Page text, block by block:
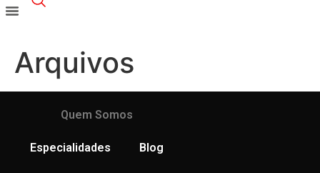
Arquivos
Quem Somos
Especialidades Blog